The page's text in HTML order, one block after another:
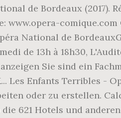
de Bordeaux (2017).
comique.com
National de
de 13h à 18h30,
Sie sind ein
Les Enfants Terribles -
oder zu erstellen.
621 Hotels und